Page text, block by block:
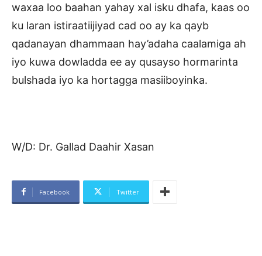
waxaa loo baahan yahay xal isku dhafa, kaas oo
ku laran istiraatiijiyad cad oo ay ka qayb
qadanayan dhammaan hay’adaha caalamiga ah
iyo kuwa dowladda ee ay qusayso hormarinta
bulshada iyo ka hortagga masiiboyinka.
W/D: Dr. Gallad Daahir Xasan
Facebook Twitter